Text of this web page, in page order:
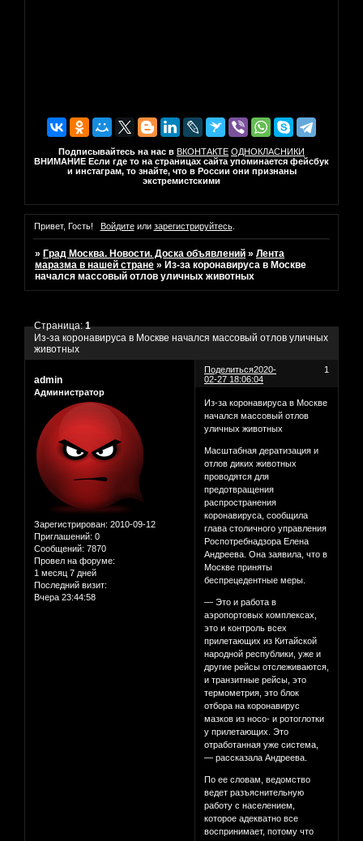
Подписывайтесь на нас в ВКОНТАКТЕ ОДНОКЛАСНИКИ
ВНИМАНИЕ Если где то на страницах сайта упоминается фейсбук
и инстаграм, то знайте, что в России они признаны
экстремистскими
Привет, Гость! Войдитеили зарегистрируйтесь.
» Град Москва. Новости. Доска объявлений »Лента
маразма в нашей стране » Из-за коронавируса в Москве
начался массовый отлов уличных животных
Из-за коронавируса в Москве начался массовый отлов уличных
животных
Страница:1
Поделиться 1
2020-
02-27 18:06:04
admin
Администратор
Зарегистрирован: 2010-09-12
Приглашений: 0
Сообщений: 7870
Провел на форуме:
1 месяц 7 дней
Последний визит:
Вчера 23:44:58
Из-за коронавируса в Москве
начался массовый отлов
уличных животных
Масштабная дератизация и
отлов диких животных
проводятся для
предотвращения
распространения
коронавируса, сообщила
глава столичного управления
Роспотребнадзора Елена
Андреева. Она заявила, что в
Москве приняты
беспрецедентные меры.
— Это и работа в
аэропортовых комплексах,
это и контроль всех
прилетающих из Китайской
народной республики, уже и
другие рейсы отслеживаются,
и транзитные рейсы, это
термометрия, это блок
отбора на коронавирус
мазков из носо- и ротоглотки
у прилетающих. Это
отработанная уже система,
— рассказала Андреева.
По ее словам, ведомство
ведет разъяснительную
работу с населением,
которое адекватно все
воспринимает, потому что